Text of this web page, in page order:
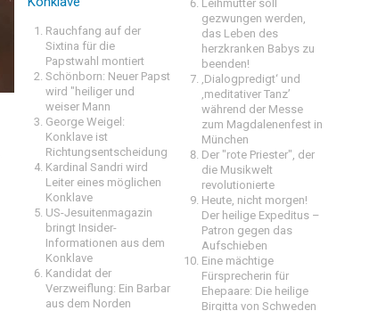
Rauchfang auf der
Sixtina für die
Papstwahl montiert
Schönborn: Neuer Papst
wird "heiliger und
weiser Mann
George Weigel:
Konklave ist
Richtungsentscheidung
Kardinal Sandri wird
Leiter eines möglichen
Konklave
US-Jesuitenmagazin
bringt Insider-
Informationen aus dem
Konklave
Kandidat der
Verzweiflung: Ein Barbar
aus dem Norden
Leihmutter soll
gezwungen werden,
das Leben des
herzkranken Babys zu
beenden!
‚Dialogpredigt‘ und
‚meditativer Tanz’
während der Messe
zum Magdalenenfest in
München
Der "rote Priester", der
die Musikwelt
revolutionierte
Heute, nicht morgen!
Der heilige Expeditus –
Patron gegen das
Aufschieben
Eine mächtige
Fürsprecherin für
Ehepaare: Die heilige
Birgitta von Schweden